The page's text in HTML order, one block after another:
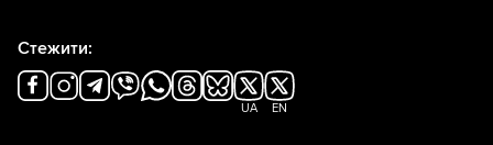
Стежити:
UA EN